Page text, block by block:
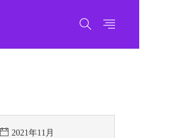
2021年11月